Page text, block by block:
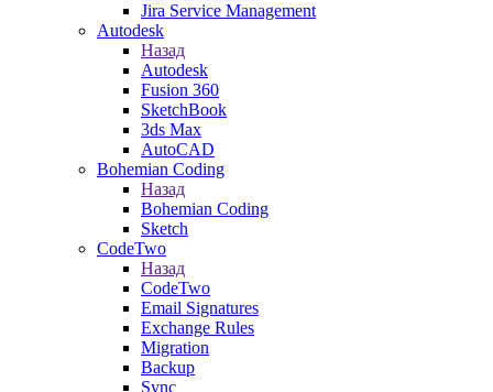
Jira Service Management
Autodesk
Назад
Autodesk
Fusion 360
SketchBook
3ds Max
AutoCAD
Bohemian Coding
Назад
Bohemian Coding
Sketch
CodeTwo
Назад
CodeTwo
Email Signatures
Exchange Rules
Migration
Backup
Sync